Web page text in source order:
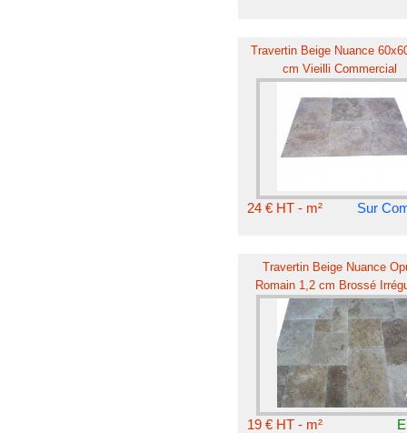
Travertin Beige Nuance
cm Vieilli Commercial
24 € HT - m² Sur
Travertin Beige Nuance
Romain 1,2 cm Brossé
Commercial
19 € HT - m²